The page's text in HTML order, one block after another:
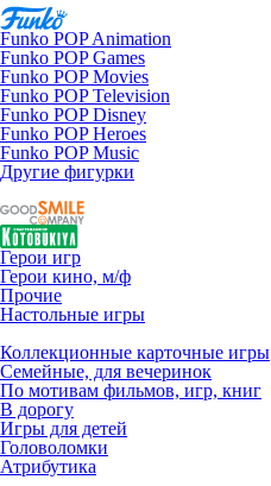
Funko POP Animation
Funko POP Games
Funko POP Movies
Funko POP Television
Funko POP Disney
Funko POP Heroes
Funko POP Music
Другие фигурки
Герои игр
Герои кино, м/ф
Прочие
Настольные игры
Коллекционные карточные игры
Семейные, для вечеринок
По мотивам фильмов, игр, книг
В дорогу
Игры для детей
Головоломки
Атрибутика